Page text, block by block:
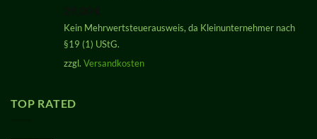
Kein Mehrwertsteuerausweis, da Kleinunternehmer nach
§19 (1) UStG.
zzgl. Versandkosten
TOP RATED